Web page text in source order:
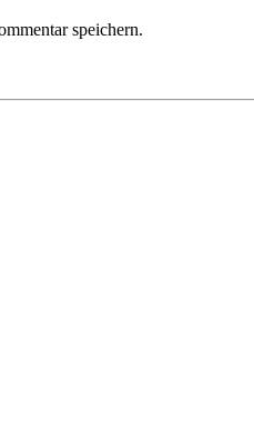
speichern.